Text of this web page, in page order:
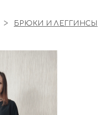
БРЮКИ И ЛЕГГИНСЫ